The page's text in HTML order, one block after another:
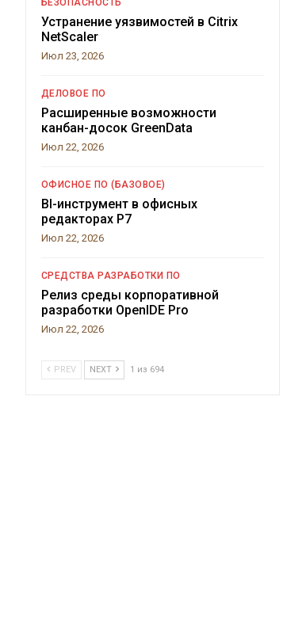
Устранение уязвимостей в Citrix
NetScaler
Июл 23, 2026
ДЕЛОВОЕ ПО
Расширенные возможности
канбан-досок GreenData
Июл 22, 2026
ОФИСНОЕ ПО (БАЗОВОЕ)
BI-инструмент в офисных
редакторах Р7
Июл 22, 2026
СРЕДСТВА РАЗРАБОТКИ ПО
Релиз среды корпоративной
разработки OpenIDE Pro
Июл 22, 2026
PREV NEXT 1 из 694